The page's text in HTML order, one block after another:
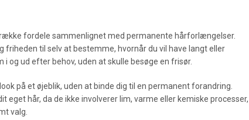
fordele sammenlignet med permanente hårforlængelser.
friheden til selv at bestemme, hvornår du vil have langt eller
og ud efter behov, uden at skulle besøge en frisør.
på et øjeblik, uden at binde dig til en permanent forandring.
eget hår, da de ikke involverer lim, varme eller kemiske processer,
valg.